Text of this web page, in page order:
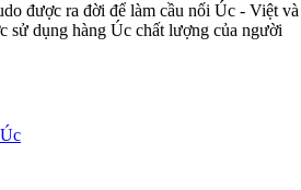
được ra đời để làm cầu nối Úc - Việt và
sử dụng hàng Úc chất lượng của người